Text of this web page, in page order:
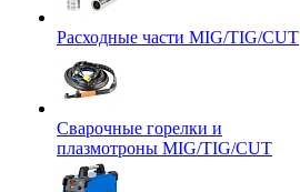
Расходные части MIG/TIG/CUT
Сварочные горелки и
плазмотроны MIG/TIG/CUT